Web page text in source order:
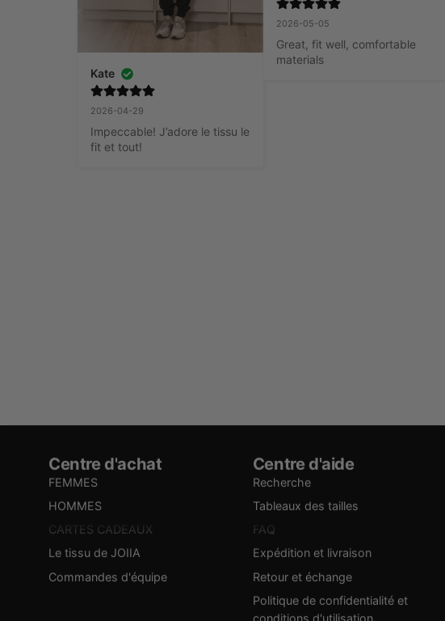
Kate
2026-04-29
Impeccable! J’adore le tissu le
fit et tout!
2026-05-05
Great, fit well, comfortable
materials
Centre d'achat
FEMMES
HOMMES
CARTES CADEAUX
Le tissu de JOIIA
Commandes d'équipe
Centre d'aide
Recherche
Tableaux des tailles
FAQ
Expédition et livraison
Retour et échange
Politique de confidentialité et
conditions d'utilisation